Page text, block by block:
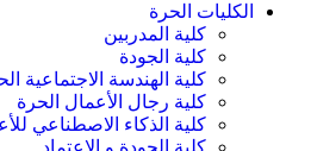
الكليات الحرة
كلية المدربين
كلية الجودة
كلية الهندسة الاجتماعية
كلية رجال الأعمال الحرة
كلية الذكاء الاصطناعي
كلية الجودة و الاعتماد